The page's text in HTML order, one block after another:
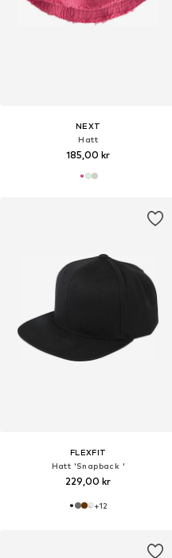
NEXT
Hatt
185,00 kr
FLEXFIT
Hatt 'Snapback '
229,00 kr
+12